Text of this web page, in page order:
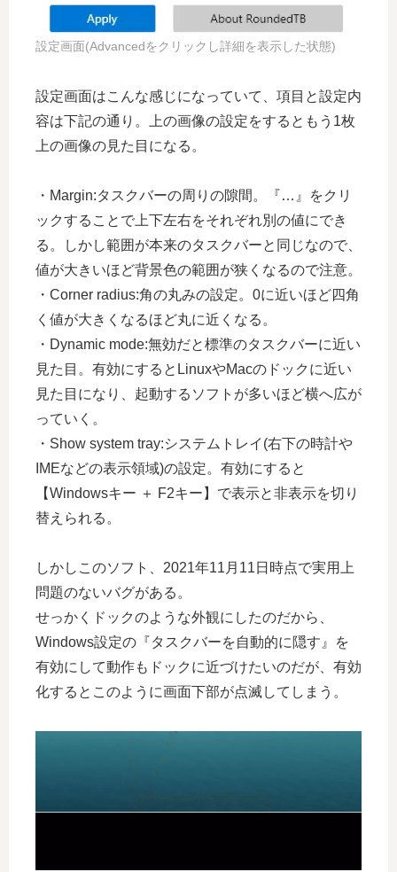
設定画面(Advancedをクリックし詳細を表示した状態)
設定画面はこんな感じになっていて、項目と設定内
容は下記の通り。上の画像の設定をするともう1枚
上の画像の見た目になる。
・Margin:タスクバーの周りの隙間。『…』をクリ
ックすることで上下左右をそれぞれ別の値にでき
る。しかし範囲が本来のタスクバーと同じなので、
値が大きいほど背景色の範囲が狭くなるので注意。
・Corner radius:角の丸みの設定。0に近いほど四角
く値が大きくなるほど丸に近くなる。
・Dynamic mode:無効だと標準のタスクバーに近い
見た目。有効にするとLinuxやMacのドックに近い
見た目になり、起動するソフトが多いほど横へ広が
っていく。
・Show system tray:システムトレイ(右下の時計や
IMEなどの表示領域)の設定。有効にすると
【Windowsキー ＋ F2キー】で表示と非表示を切り
替えられる。
しかしこのソフト、2021年11月11日時点で実用上
問題のないバグがある。
せっかくドックのような外観にしたのだから、
Windows設定の『タスクバーを自動的に隠す』を
有効にして動作もドックに近づけたいのだが、有効
化するとこのように画面下部が点滅してしまう。